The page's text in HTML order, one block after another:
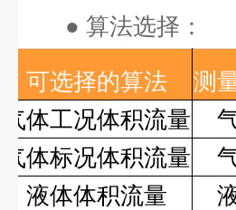
● 算法选择：
可选择的算法 测
气体工况体积流量
气体标况体积流量
液体体积流量